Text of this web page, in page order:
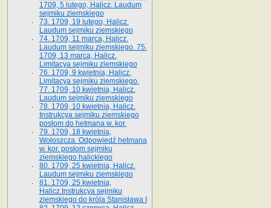
1709, 5 lutego, Halicz. Laudum
sejmiku ziemskiego
73. 1709, 19 lutego, Halicz.
Laudum sejmiku ziemskiego
74. 1709, 11 marca, Halicz.
Laudum sejmiku ziemskiego. 75.
1709, 13 marca, Halicz.
Limitacya sejmiku ziemskiego
76. 1709, 9 kwietnia, Halicz.
Limitacya sejmiku ziemskiego.
77. 1709, 10 kwietnia, Halicz.
Laudum sejmiku ziemskiego
78. 1709, 10 kwietnia, Halicz.
Instrukcya sejmiku ziemskiego
posłom do hetmana w. kor.
79. 1709, 18 kwietnia,
Wołoszcza. Odpowiedź hetmana
w. kor. posłom sejmiku
ziemskiego halickiego
80. 1709, 25 kwietnia, Halicz.
Laudum sejmiku ziemskiego
81. 1709, 25 kwietnia,
Halicz.Instrukcya sejmiku
ziemskiego do króla Stanisława I